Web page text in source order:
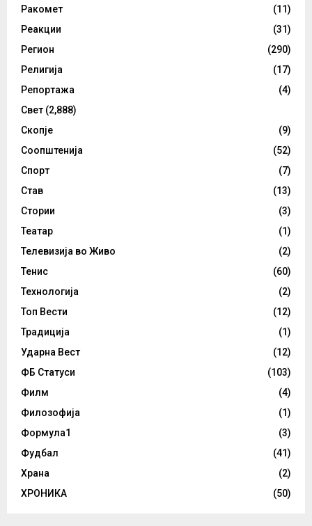
Ракомет
(11)
Реакции
(31)
Регион
(290)
Религија
(17)
Репортажа
(4)
Свет (2,888)
Скопје
(9)
Соопштенија
(52)
Спорт
(7)
Став
(13)
Стории
(3)
Театар
(1)
Телевизија во Живо
(2)
Тенис
(60)
Технологија
(2)
Топ Вести
(12)
Традиција
(1)
Ударна Вест
(12)
ФБ Статуси
(103)
Филм
(4)
Филозофија
(1)
Формула1
(3)
Фудбал
(41)
Храна
(2)
ХРОНИКА
(50)